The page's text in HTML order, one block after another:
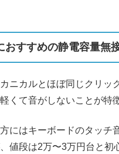
おすすめの静電容量無
ニカルとほぼ同じクリッ
くて音がしないことが特
にはキーボードのタッチ
値段は2万〜3万円台と初